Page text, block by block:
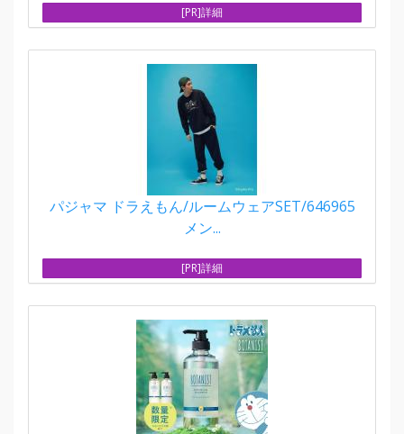
[PR]詳細
パジャマ ドラえもん/ルームウェアSET/646965
メン...
[PR]詳細